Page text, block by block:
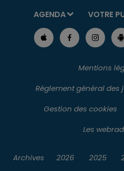
AGENDA
VOTRE
Mentions
Règlement général des
Gestion des cookies
Les
Archives 2026 2025